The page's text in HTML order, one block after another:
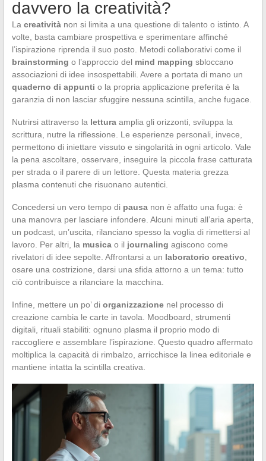
davvero la creatività?
La creativitànon si limita a una questione di talento o istinto. A
volte, basta cambiare prospettiva e sperimentare affinché
l’ispirazione riprenda il suo posto. Metodi collaborativi come il
brainstorming o l’approccio del mind mapping sbloccano
associazioni di idee insospettabili. Avere a portata di mano un
quaderno di appunti o la propria applicazione preferita è la
garanzia di non lasciar sfuggire nessuna scintilla, anche fugace.
Nutrirsi attraverso la letturaamplia gli orizzonti, sviluppa la
scrittura, nutre la riflessione. Le esperienze personali, invece,
permettono di iniettare vissuto e singolarità in ogni articolo. Vale
la pena ascoltare, osservare, inseguire la piccola frase catturata
per strada o il parere di un lettore. Questa materia grezza
plasma contenuti che risuonano autentici.
Concedersi un vero tempo di pausanon è affatto una fuga: è
una manovra per lasciare infondere. Alcuni minuti all’aria aperta,
un podcast, un’uscita, rilanciano spesso la voglia di rimettersi al
lavoro. Per altri, la musicao il journaling agiscono come
rivelatori di idee sepolte. Affrontarsi a un laboratorio creativo
osare una costrizione, darsi una sfida attorno a un tema: tutto
ciò contribuisce a rilanciare la macchina.
Infine, mettere un po’ di organizzazionenel processo di
creazione cambia le carte in tavola. Moodboard, strumenti
digitali, rituali stabiliti: ognuno plasma il proprio modo di
raccogliere e assemblare l’ispirazione. Questo quadro affermato
moltiplica la capacità di rimbalzo, arricchisce la linea editoriale e
mantiene intatta la scintilla creativa.